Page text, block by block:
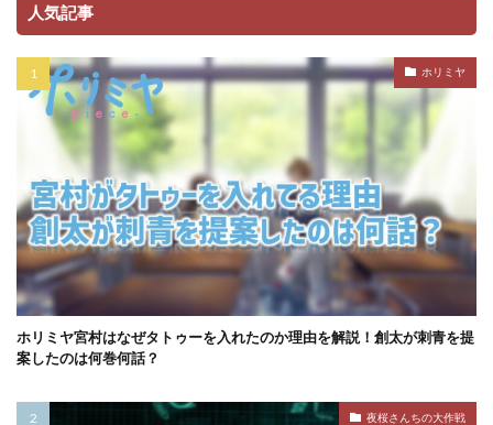
人気記事
ホリミヤ
ホリミヤ宮村はなぜタトゥーを入れたのか理由を解説！創太が刺青を提
案したのは何巻何話？
夜桜さんちの大作戦